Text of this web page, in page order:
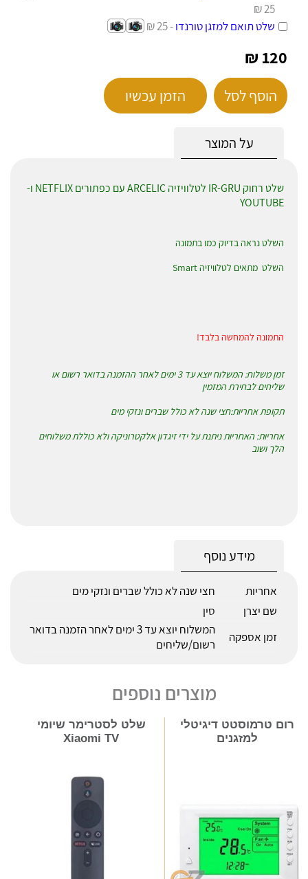
25 ₪
שלט תואם למזגן טורנדו- 25 ₪
120 ₪
הוסף לסל הזמן עכשיו
על המוצר
שלט רחוק IR-GRU לטלוויזיה ARCELIC עם כפתורים NETFLIX ו-
YOUTUBE
השלט נראה בדיוק כמו בתמונה
השלט מתאים לטלוויזיה Smart
התמונה להמחשה בלבד!
זמן משלוח: המשלוח יוצא עד 3 ימים לאחר ההזמנה בדואר רשום או
שליחים לבחירת המזמין
תקופת אחריות:חצי שנה לא כולל שברים ונזקי מים
אחריות: האחריות ניתנת על ידי זיגדון אלקטרוניקה ולא כוללת משלוחים
הלך ושוב
מידע נוסף
אחריות
חצי שנה לא כולל שברים ונזקי מים
שם יצרן
סין
זמן אספקה
המשלוח יוצא עד 3 ימים לאחר הזמנה בדואר
רשום/שליחים
מוצרים נוספים
רום טרמוסטט דיגיטלי
למזגנים
שלט לסטרימר שיומי
Xiaomi TV